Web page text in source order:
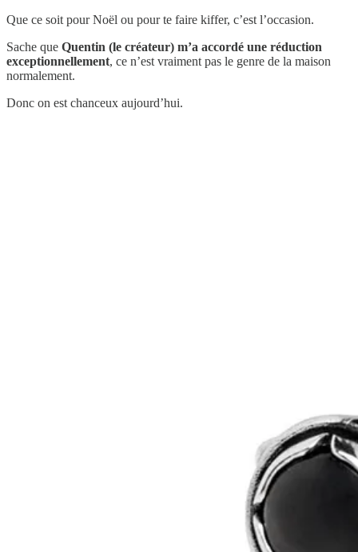
Que ce soit pour Noël ou pour te faire kiffer, c’est l’occasion.
Sache que Quentin (le créateur) m’a accordé une réduction
exceptionnellement, ce n’est vraiment pas le genre de la maison
normalement.
Donc on est chanceux aujourd’hui.